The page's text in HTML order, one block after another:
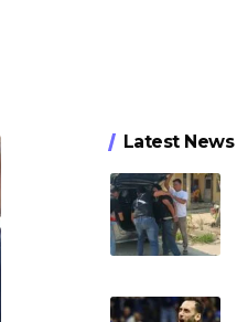
Latest News